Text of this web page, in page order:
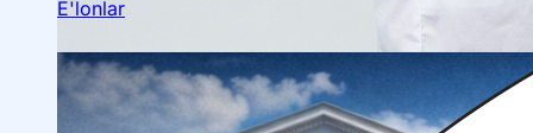
E'lonlar